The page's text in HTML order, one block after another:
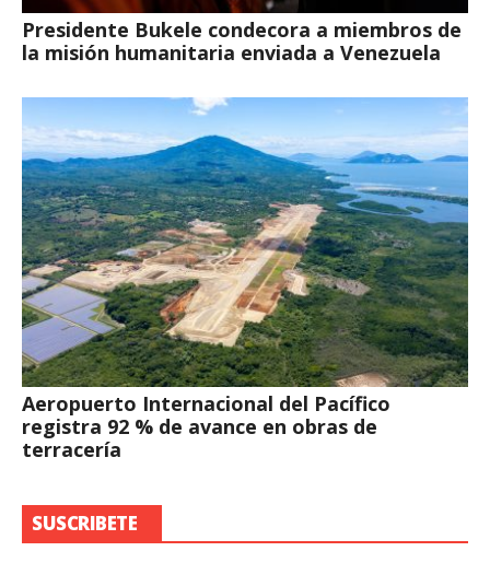
Presidente Bukele condecora a miembros de
la misión humanitaria enviada a Venezuela
Aeropuerto Internacional del Pacífico
registra 92 % de avance en obras de
terracería
SUSCRIBETE